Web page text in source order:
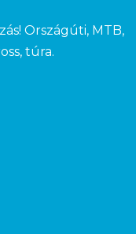
Országúti, MTB,
túra.